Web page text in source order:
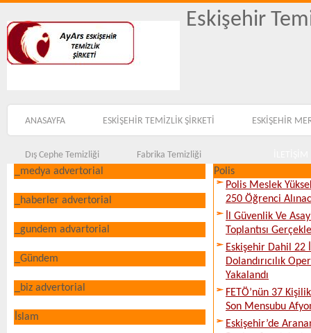
Eskişehir
ANASAYFA ESKİŞEHİR TEMİZLİK ŞİRKETİ ESKİŞEHİR
Dış Cephe Temizliği Fabrika Temizliği
_medya advertorial
_haberler advertorial
_gundem advartorial
_Gündem
_biz advertorial
İslam
Polis
Polis Meslek
250 Öğrenci
İl Güvenlik Ve
Toplantısı
Eskişehir Dahil
Dolandırıcılık
Yakalandı
FETÖ’nün 37
Son Mensubu
Eskişehir’de